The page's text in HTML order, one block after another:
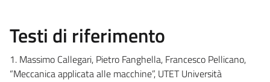
Testi di riferimento
1. Massimo Callegari, Pietro Fanghella, Francesco Pellicano,
“Meccanica applicata alle macchine”, UTET Università